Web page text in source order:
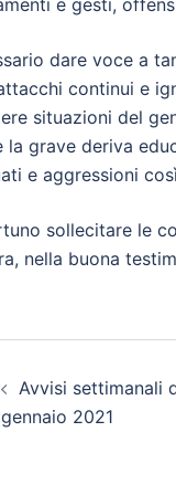
e gesti,
dare voce a
continui e
situazioni del
la grave deriva
e aggressioni
sollecitare le
nella buona
Avvisi settimanali
gennaio 2021